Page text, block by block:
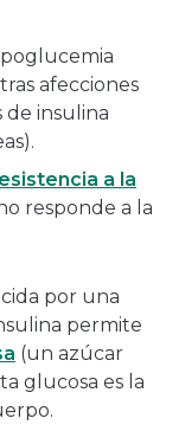
afecciones
de insulina
a la
responde a la
por una
permite
(un azúcar
glucosa es la